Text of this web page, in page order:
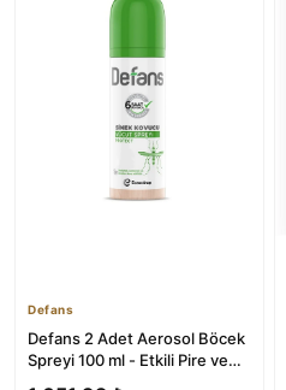
Defans
Defans 2 Adet Aerosol Böcek
Spreyi 100 ml - Etkili Pire ve